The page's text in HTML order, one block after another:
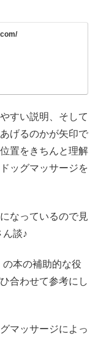
すい説明、そして
げるのかが矢印で
置をきちんと理解
ッグマッサージを
なっているので見
談♪
本の補助的な役
合わせて参考にし
マッサージによっ